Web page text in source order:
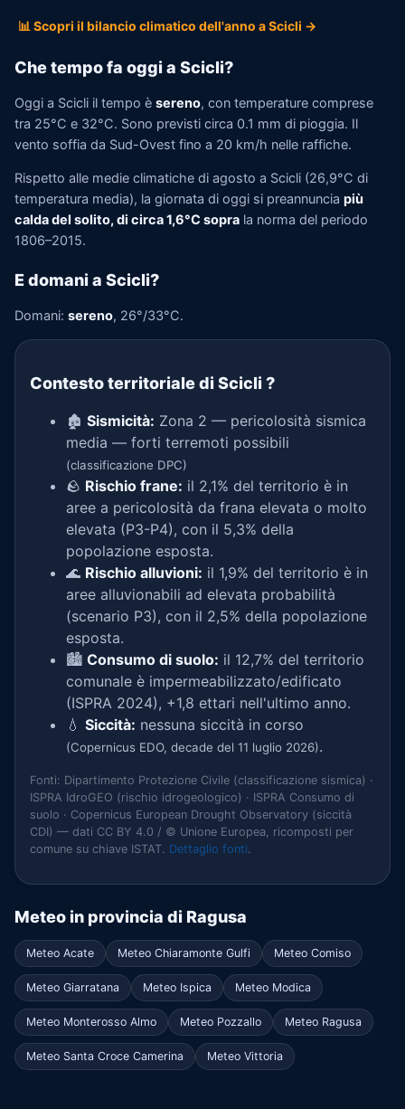
📊 Scopri il bilancio climatico dell'anno a Scicli →
Che tempo fa oggi a Scicli?
Oggi a Scicli il tempo è sereno, con temperature comprese
tra 25°C e 32°C. Sono previsti circa 0.1 mm di pioggia. Il
vento soffia da Sud-Ovest fino a 20 km/h nelle raffiche.
Rispetto alle medie climatiche di agosto a Scicli (26,9°C di
temperatura media), la giornata di oggi si preannuncia più
calda del solito, di circa 1,6°C sopra la norma del periodo
1806–2015.
E domani a Scicli?
Domani: sereno, 26°/33°C.
Contesto territoriale di Scicli ?
🏚️ Sismicità: Zona 2 — pericolosità sismica
media — forti terremoti possibili
(classificazione DPC)
🪨 Rischio frane: il 2,1% del territorio è in
aree a pericolosità da frana elevata o molto
elevata (P3-P4), con il 5,3% della
popolazione esposta.
🌊 Rischio alluvioni: il 1,9% del territorio è in
aree alluvionabili ad elevata probabilità
(scenario P3), con il 2,5% della popolazione
esposta.
🏙️ Consumo di suolo: il 12,7% del territorio
comunale è impermeabilizzato/edificato
(ISPRA 2024), +1,8 ettari nell'ultimo anno.
💧 Siccità: nessuna siccità in corso
(Copernicus EDO, decade del 11 luglio 2026).
Fonti: Dipartimento Protezione Civile (classificazione sismica) ·
ISPRA IdroGEO (rischio idrogeologico) · ISPRA Consumo di
suolo · Copernicus European Drought Observatory (siccità
CDI) — dati CC BY 4.0 / © Unione Europea, ricomposti per
comune su chiave ISTAT. Dettaglio fonti.
Meteo in provincia di Ragusa
Meteo Acate Meteo Chiaramonte Gulfi Meteo Comiso
Meteo Giarratana Meteo Ispica Meteo Modica
Meteo Monterosso Almo Meteo Pozzallo Meteo Ragusa
Meteo Santa Croce Camerina Meteo Vittoria